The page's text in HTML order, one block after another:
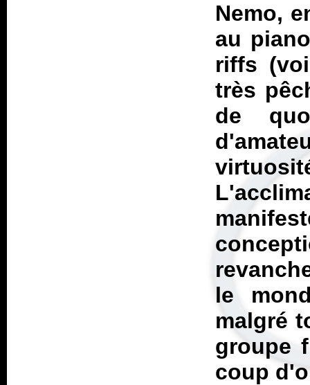
Nemo,
au
riffs
très
de
le
malgré
groupe
coup